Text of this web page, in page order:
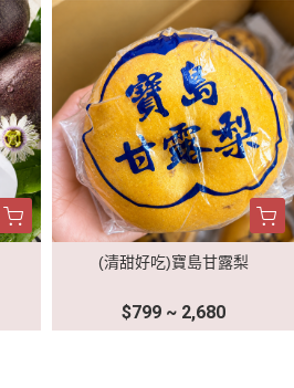
(清甜好吃)寶島甘露梨
$799 ~ 2,680